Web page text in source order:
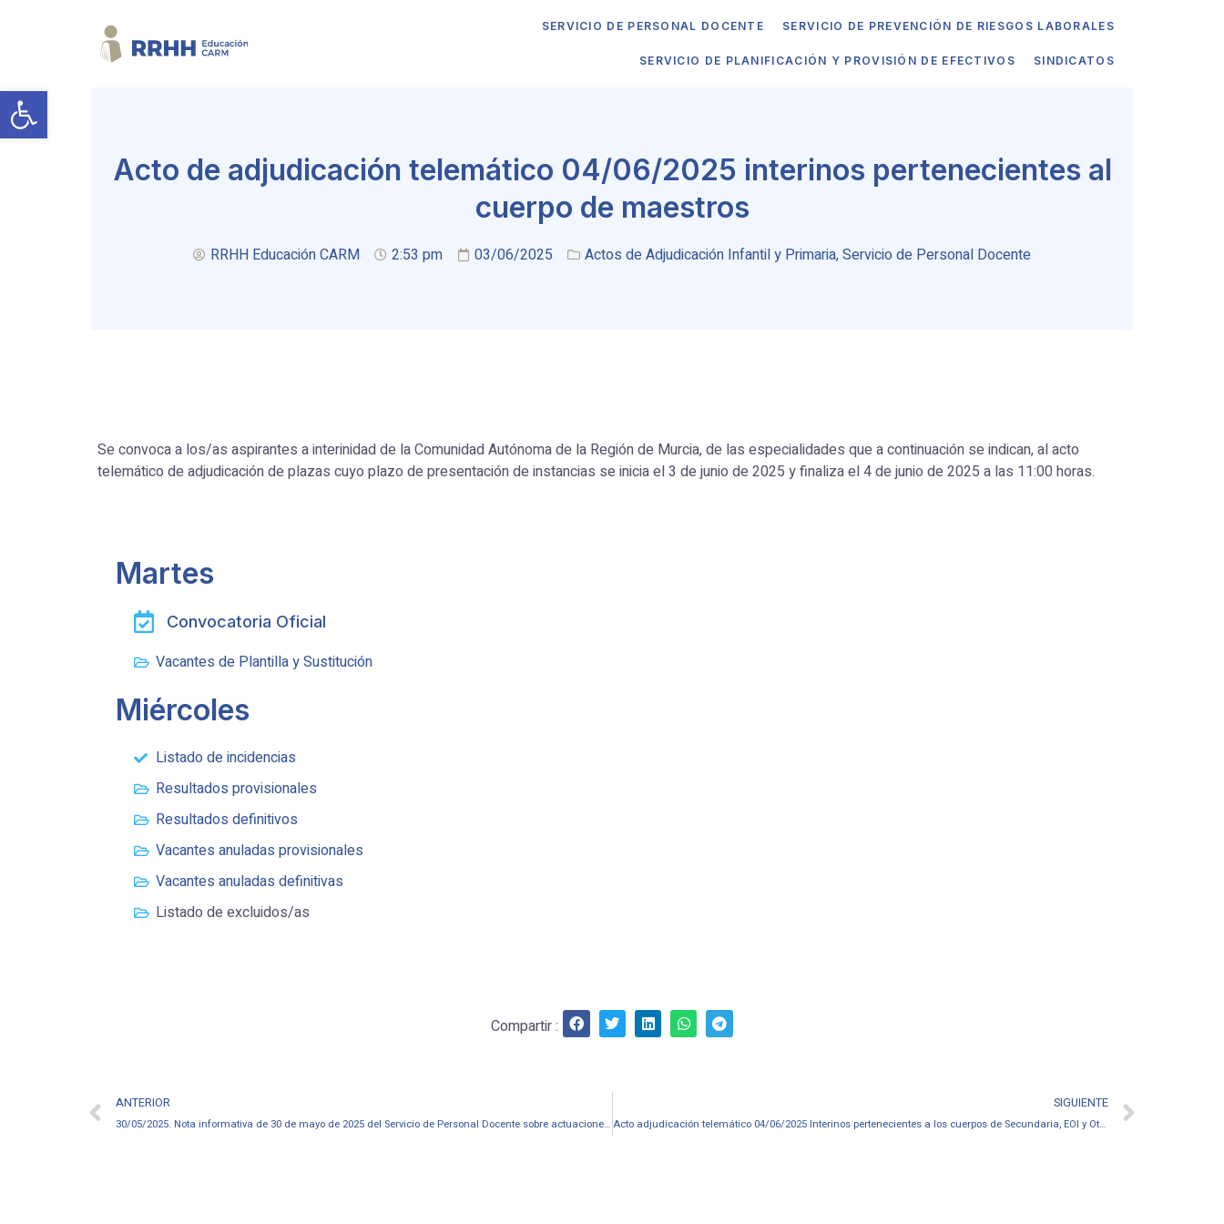
Abrir barra de herramientas
SERVICIO DE PERSONAL DOCENTE SERVICIO DE PREVENCIÓN DE RIESGOS LABORALES
SERVICIO DE PLANIFICACIÓN Y PROVISIÓN DE EFECTIVOS SINDICATOS
Acto de adjudicación telemático 04/06/2025 interinos pertenecientes al
cuerpo de maestros
RRHH Educación CARM 2:53 pm 03/06/2025 Actos de Adjudicación Infantil y Primaria,Servicio de Personal Docente
Se convoca a los/as aspirantes a interinidad de la Comunidad Autónoma de la Región de Murcia, de las especialidades que a continuación se indican, al acto
telemático de adjudicación de plazas cuyo plazo de presentación de instancias se inicia el 3 de junio de 2025 y finaliza el 4 de junio de 2025 a las 11:00 horas.
Martes
Convocatoria Oficial
Vacantes de Plantilla y Sustitución
Miércoles
Listado de incidencias
Resultados provisionales
Resultados definitivos
Vacantes anuladas provisionales
Vacantes anuladas definitivas
Listado de excluidos/as
Compartir :
ANTERIOR
30/05/2025. Nota informativa de 30 de mayo de 2025 del Servicio de Personal Docente sobre actuaciones previas al inicio de curso 2025-2026
SIGUIENTE
Acto adjudicación telemático 04/06/2025 Interinos pertenecientes a los cuerpos de Secundaria, EOI y Otros